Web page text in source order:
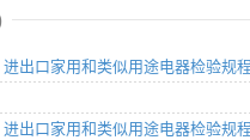
出口家用和类似用途电器检验规程
出口家用和类似用途电器检验规程